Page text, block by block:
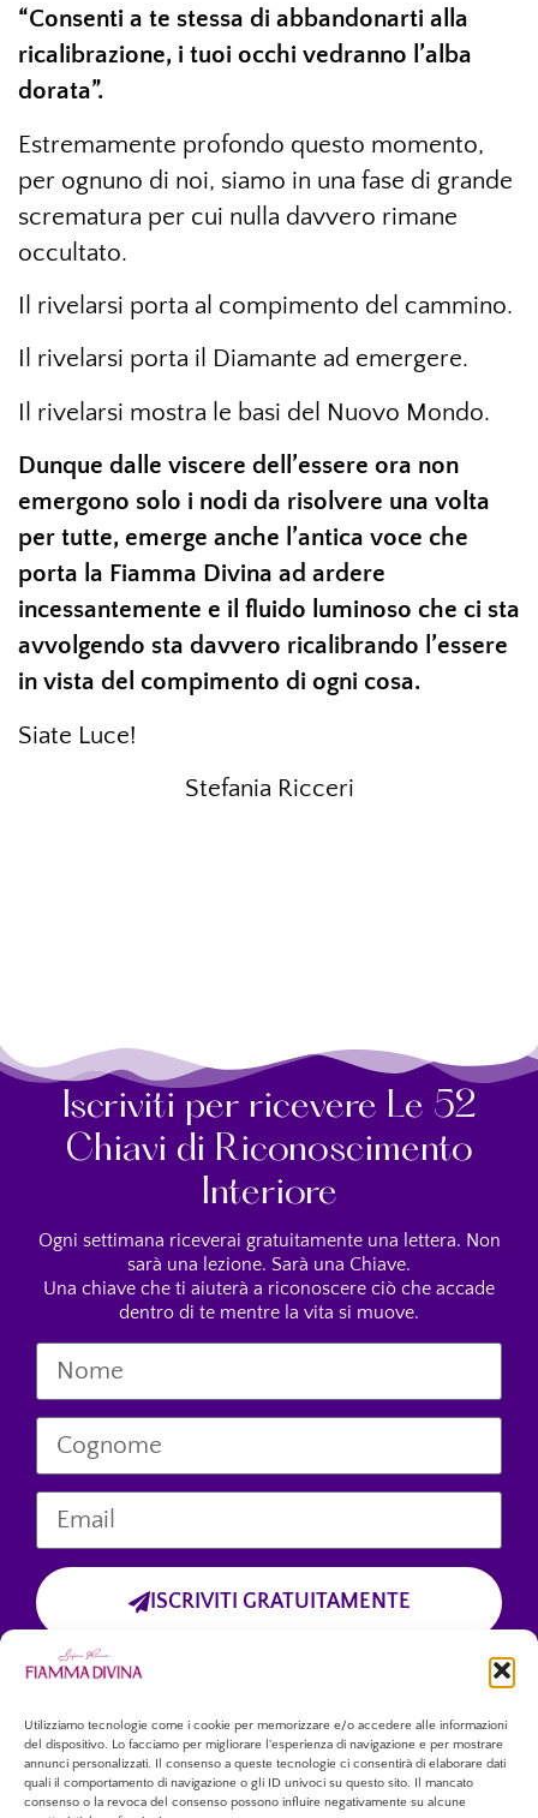
Utilizziamo tecnologie come i cookie per memorizzare e/o accedere alle informazioni
del dispositivo. Lo facciamo per migliorare l'esperienza di navigazione e per mostrare
annunci personalizzati. Il consenso a queste tecnologie ci consentirà di elaborare dati
quali il comportamento di navigazione o gli ID univoci su questo sito. Il mancato
consenso o la revoca del consenso possono influire negativamente su alcune
“Consenti a te stessa di abbandonarti alla
ricalibrazione, i tuoi occhi vedranno l’alba
dorata”.
Estremamente profondo questo momento,
per ognuno di noi, siamo in una fase di grande
scrematura per cui nulla davvero rimane
occultato.
Il rivelarsi porta al compimento del cammino.
Il rivelarsi porta il Diamante ad emergere.
Il rivelarsi mostra le basi del Nuovo Mondo.
Dunque dalle viscere dell’essere ora non
emergono solo i nodi da risolvere una volta
per tutte, emerge anche l’antica voce che
porta la Fiamma Divina ad ardere
incessantemente e il fluido luminoso che ci sta
avvolgendo sta davvero ricalibrando l’essere
in vista del compimento di ogni cosa.
Siate Luce!
Stefania Ricceri
Iscriviti per ricevere Le 52
Chiavi di Riconoscimento
Interiore
Ogni settimana riceverai gratuitamente una lettera. Non
sarà una lezione. Sarà una Chiave.
Una chiave che ti aiuterà a riconoscere ciò che accade
dentro di te mentre la vita si muove.
ISCRIVITI GRATUITAMENTE
Cliccando sul pulsante “Iscriviti Gratuitamente”, dichiari di aver preso
forniti tramite questo modulo.